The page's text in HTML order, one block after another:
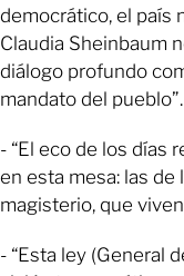
democrático, el país
Claudia Sheinbaum
diálogo profundo
mandato del pueblo”.
- “El eco de los días
en esta mesa: las de
magisterio, que
- “Esta ley (General